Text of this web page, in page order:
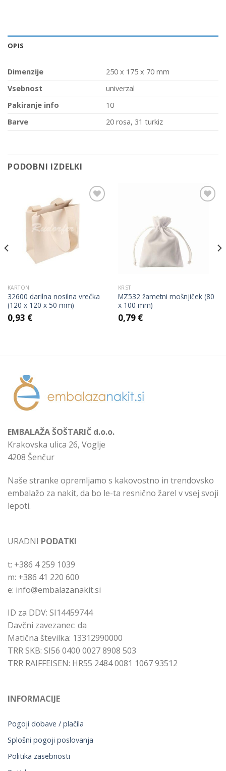
OPIS
Dimenzije
250 x 175 x 70 mm
Vsebnost
univerzal
Pakiranje info
10
Barve
20 rosa, 31 turkiz
PODOBNI IZDELKI
KARTON
32600 darilna nosilna vrečka
(120 x 120 x 50 mm)
0,93 €
KRST
MZ532 žametni mošnjiček (80
x 100 mm)
0,79 €
EMBALAŽA ŠOŠTARIČ d.o.o.
Krakovska ulica 26, Voglje
4208 Šenčur
Naše stranke opremljamo s kakovostno in trendovsko
embalažo za nakit, da bo le-ta resnično žarel v vsej svoji
lepoti.
URADNI PODATKI
t: +386 4 259 1039
m: +386 41 220 600
e: info@embalazanakit.si
ID za DDV: SI14459744
Davčni zavezanec: da
Matična številka: 13312990000
TRR SKB: SI56 0400 0027 8908 503
TRR RAIFFEISEN: HR55 2484 0081 1067 93512
INFORMACIJE
Pogoji dobave / plačila
Splošni pogoji poslovanja
Politika zasebnosti